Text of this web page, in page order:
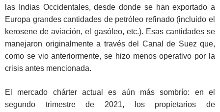
las Indias Occidentales, desde donde se han exportado a
Europa grandes cantidades de petróleo refinado (incluido el
kerosene de aviación, el gasóleo, etc.). Esas cantidades se
manejaron originalmente a través del Canal de Suez que,
como se vio anteriormente, se hizo menos operativo por la
crisis antes mencionada.
El mercado chárter actual es aún más sombrío: en el
segundo trimestre de 2021, los propietarios de